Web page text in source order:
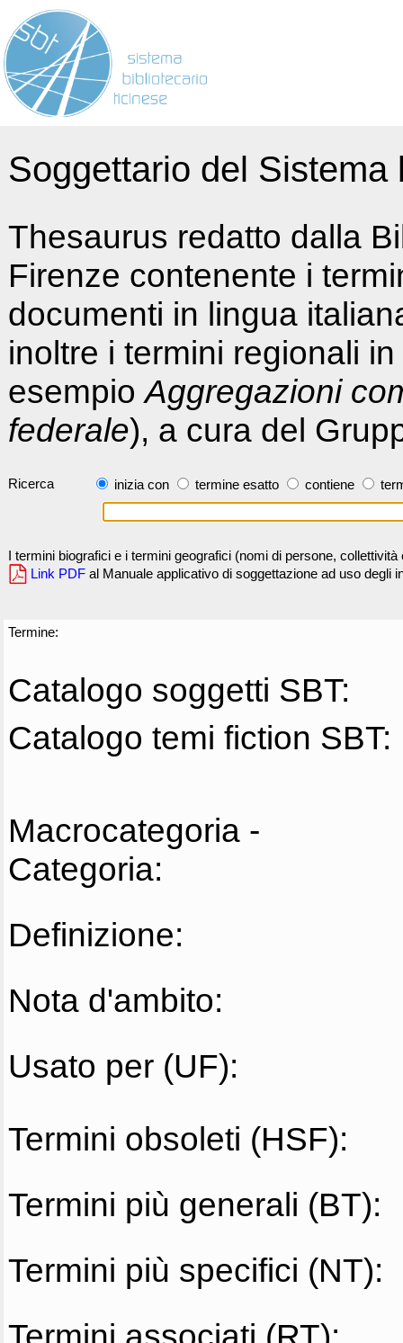
Soggettario del
Thesaurus redatto dalla
Firenze contenente i
documenti in lingua
inoltre i termini regionali
esempioAggregazioni
federale), a cura del
Ricerca inizia con termine esatto contiene
I termini biografici e i termini geografici (nomi di persone,
Link PDF al Manuale applicativo di soggettazione ad uso degli
Termine:
Catalogo soggetti SBT:
Catalogo temi fiction SBT:
Macrocategoria -
Categoria:
Definizione:
Nota d'ambito:
Usato per (UF):
Termini obsoleti (HSF):
Termini più generali (BT):
Termini più specifici (NT):